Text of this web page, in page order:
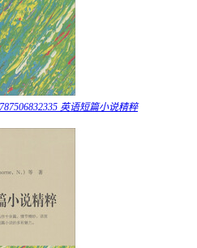
英语短篇小说精粹